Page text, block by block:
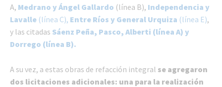
A, Medrano y Ángel Gallardo (línea B), Independencia y
Lavalle (línea C), Entre Ríos y General Urquiza (línea E),
y las citadas Sáenz Peña, Pasco, Alberti (línea A) y
Dorrego (línea B).
A su vez, a estas obras de refacción integral se agregaron
dos licitaciones adicionales: una para la realización